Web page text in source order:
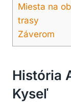
Miesta na
trasy
Záverom
História
Kyseľ